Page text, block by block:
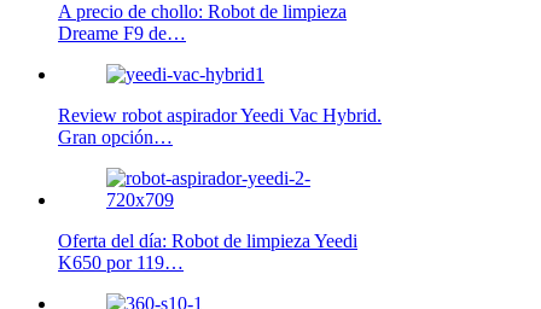
A precio de chollo: Robot de limpieza
Dreame F9 de…
Review robot aspirador Yeedi Vac Hybrid.
Gran opción…
Oferta del día: Robot de limpieza Yeedi
K650 por 119…